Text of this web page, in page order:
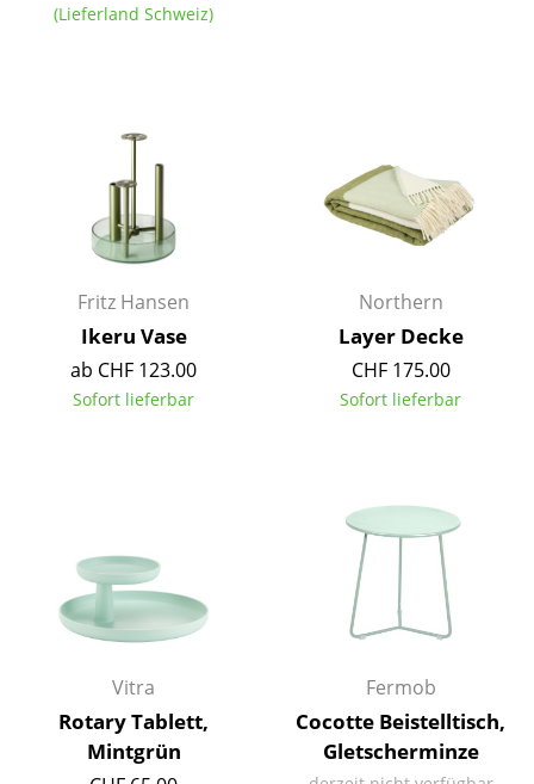
Teppiche
Vorhänge
... alle Accessoires
Räume
Zuhause
Wohnzimmer
Arbeitszimmer
Diele
Stauraum
Balkon & Garten
(Lieferland Schweiz)
Fritz Hansen
Ikeru Vase
ab CHF 123.00
Sofort lieferbar
Northern
Layer Decke
CHF 175.00
Sofort lieferbar
Vitra
Rotary Tablett,
Mintgrün
Fermob
Cocotte Beistelltisch,
Gletscherminze